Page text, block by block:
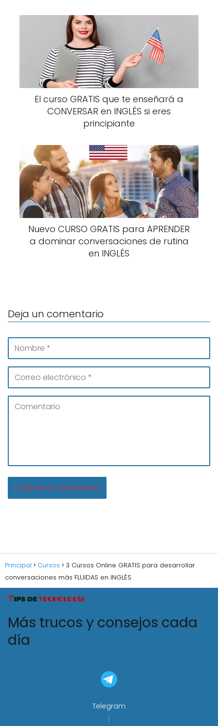
El curso GRATIS que te enseñará a
CONVERSAR en INGLÉS si eres
principiante
Nuevo CURSO GRATIS para APRENDER
a dominar conversaciones de rutina
en INGLÉS
Deja un comentario
Principal Cursos
3 Cursos Online GRATIS para desarrollar
conversaciones más FLUIDAS en INGLÉS
Más trucos y consejos cada
día
Telegram